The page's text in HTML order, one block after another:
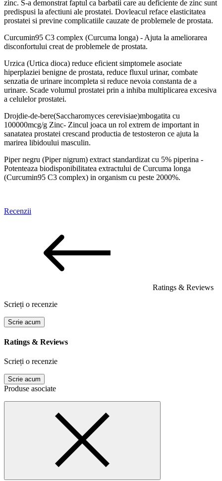
zinc. S-a demonstrat faptul ca barbatii care au deficiente de zinc sunt
predispusi la afectiuni ale prostatei. Dovleacul reface elasticitatea
prostatei si previne complicatiile cauzate de problemele de prostata.
Curcumin95 C3 complex (Curcuma longa) - Ajuta la ameliorarea
disconfortului creat de problemele de prostata.
Urzica (Urtica dioca) reduce eficient simptomele asociate
hiperplaziei benigne de prostata, reduce fluxul urinar, combate
senzatia de urinare incompleta si reduce nevoia constanta de a
urinare. Scade volumul prostatei prin a inhiba multiplicarea excesiva
a celulelor prostatei.
Drojdie-de-bere(Saccharomyces cerevisiae)mbogatita cu
100000mcg/g Zinc- Zincul joaca un rol extrem de important in
sanatatea prostatei crescand productia de testosteron ce ajuta la
marirea libidoului masculin.
Piper negru (Piper nigrum) extract standardizat cu 5% piperina -
Potenteaza biodisponibilitatea extractului de Curcuma longa
(Curcumin95 C3 complex) in organism cu peste 2000%.
Recenzii
Ratings & Reviews
Scrieți o recenzie
Scrie acum
Ratings & Reviews
Scrieți o recenzie
Scrie acum
Produse asociate